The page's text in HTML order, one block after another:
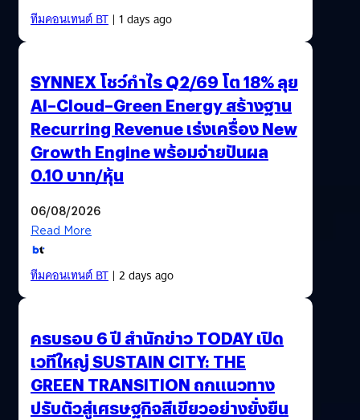
ทีมคอนเทนต์ BT| 1 days ago
SYNNEX โชว์กำไร Q2/69 โต 18% ลุย
AI–Cloud–Green Energy สร้างฐาน
Recurring Revenue เร่งเครื่อง New
Growth Engine พร้อมจ่ายปันผล
0.10 บาท/หุ้น
06/08/2026
Read More
ทีมคอนเทนต์ BT| 2 days ago
ครบรอบ 6 ปี สำนักข่าว TODAY เปิด
เวทีใหญ่ SUSTAIN CITY: THE
GREEN TRANSITION ถกแนวทาง
ปรับตัวสู่เศรษฐกิจสีเขียวอย่างยั่งยืน